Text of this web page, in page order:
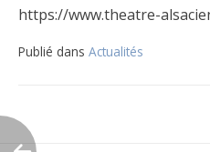
https://www.theatre-
Publié dans Actualités
de